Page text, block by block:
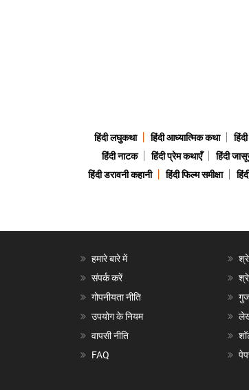
हिंदी लघुकथा हिंदी आध्यात्मिक कथा
हिंदी नाटक
हिंदी प्रेम कथाएँ हिंदी
हिंदी डरावनी कहानी
हिंदी फिल्म समीक्षा
हमारे बारे में
संपर्क करें
गोपनीयता नीति
उपयोग के नियम
वापसी नीति
FAQ